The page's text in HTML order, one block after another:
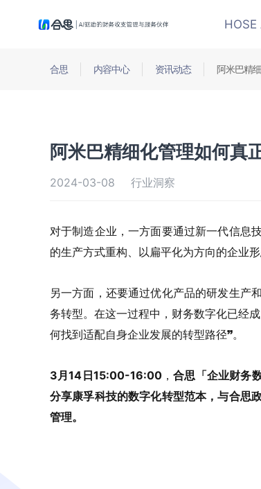
HOSE
合思 内容中心 资讯动态 阿米巴精
阿米巴精细化管理如何真
2024-03-08 行业洞察
对于制造企业，一方面要通过新一代信息
的生产方式重构、以扁平化为方向的企业
另一方面，还要通过优化产品的研发生产
务转型。在这一过程中，财务数字化已经
何找到适配自身企业发展的转型路径”。
3月14日15:00-16:00，合思「企业财务
分享康孚科技的数字化转型范本，与合
管理。